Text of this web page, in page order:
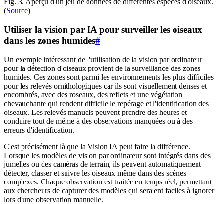
Fig. 3. Aperçu d'un jeu de données de différentes espèces d'oiseaux.
(Source)
Utiliser la vision par IA pour surveiller les oiseaux
dans les zones humides#
Un exemple intéressant de l'utilisation de la vision par ordinateur
pour la détection d'oiseaux provient de la surveillance des zones
humides. Ces zones sont parmi les environnements les plus difficiles
pour les relevés ornithologiques car ils sont visuellement denses et
encombrés, avec des roseaux, des reflets et une végétation
chevauchante qui rendent difficile le repérage et l'identification des
oiseaux. Les relevés manuels peuvent prendre des heures et
conduire tout de même à des observations manquées ou à des
erreurs d'identification.
C'est précisément là que la Vision IA peut faire la différence.
Lorsque les modèles de vision par ordinateur sont intégrés dans des
jumelles ou des caméras de terrain, ils peuvent automatiquement
détecter, classer et suivre les oiseaux même dans des scènes
complexes. Chaque observation est traitée en temps réel, permettant
aux chercheurs de capturer des modèles qui seraient faciles à ignorer
lors d'une observation manuelle.